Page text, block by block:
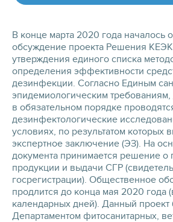
В конце марта 2020 года началось
обсуждение проекта Решения
утверждения единого списка
определения эффективности
дезинфекции. Согласно Единым
эпидемиологическим требованиям,
в обязательном порядке
дезинфектологические
условиях, по результатом которых
экспертное заключение (ЭЗ). На
документа принимается решение о
продукции и выдачи СГР
госрегистрации). Общественное
продлится до конца мая 2020 года
календарных дней). Данный проект
Департаментом фитосанитарных,